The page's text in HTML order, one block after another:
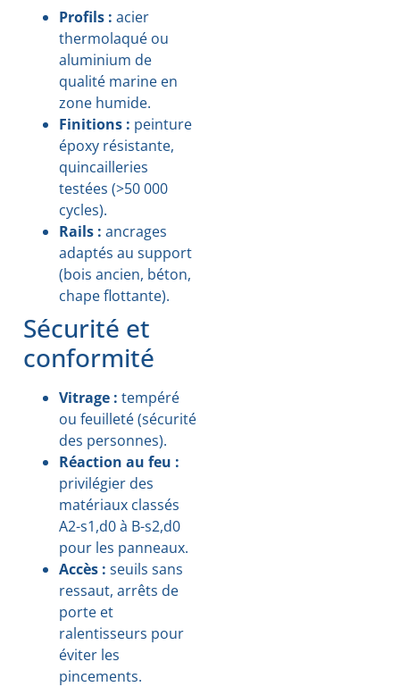
Profils : acier
thermolaqué ou
aluminium de
qualité marine en
zone humide.
Finitions : peinture
époxy résistante,
quincailleries
testées (>50 000
cycles).
Rails : ancrages
adaptés au support
(bois ancien, béton,
chape flottante).
Sécurité et
conformité
Vitrage : tempéré
ou feuilleté (sécurité
des personnes).
Réaction au feu :
privilégier des
matériaux classés
A2-s1,d0 à B-s2,d0
pour les panneaux.
Accès : seuils sans
ressaut, arrêts de
porte et
ralentisseurs pour
éviter les
pincements.